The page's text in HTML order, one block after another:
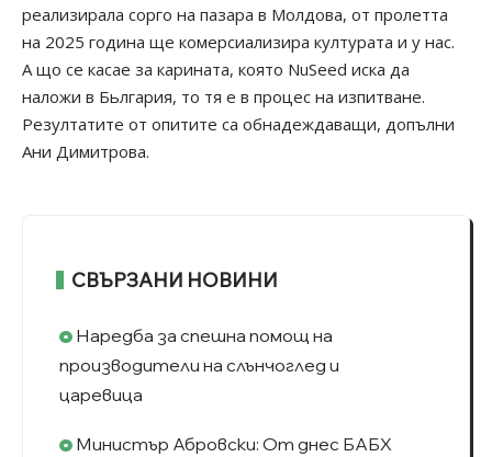
реализирала сорго на пазара в Молдова, от пролетта
на 2025 година ще комерсиализира културата и у нас.
А що се касае за карината, която NuSeed иска да
наложи в Бьлгария, то тя е в процес на изпитване.
Резултатите от опитите са обнадеждаващи, допълни
Ани Димитрова.
СВЪРЗАНИ НОВИНИ
Наредба за спешна помощ на
производители на слънчоглед и
царевица
Министър Абровски: От днес БАБХ